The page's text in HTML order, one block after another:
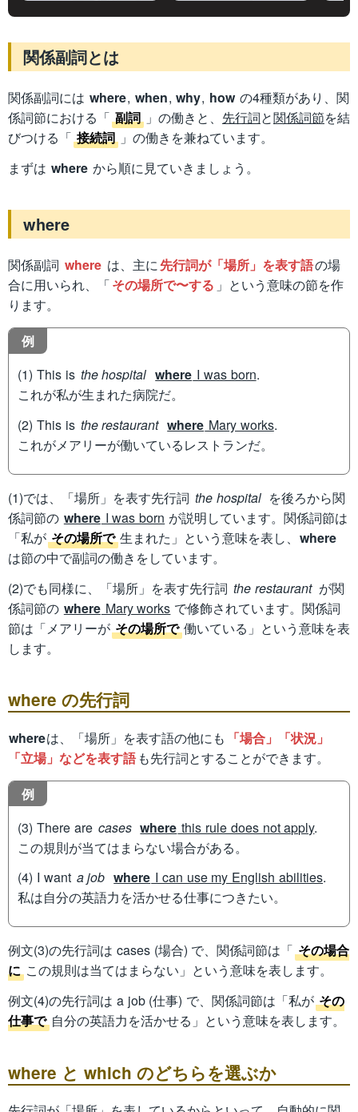
関係副詞とは
関係副詞には where, when, why, how の4種類があり、関
係詞節における「 副詞 」の働きと、 先行詞と関係詞節を結
びつける「 接続詞 」の働きを兼ねています。
まずは where から順に見ていきましょう。
where
関係副詞 where は、主に先行詞が「場所」を表す語の場
合に用いられ、「その場所で〜する 」という意味の節を作
ります。
例
(1) This is the hospital where I was born.
これが私が生まれた病院だ。
(2) This is the restaurant where Mary works.
これがメアリーが働いているレストランだ。
(1)では、「場所」を表す先行詞 the hospital を後ろから関
係詞節の where I was born が説明しています。関係詞節は
「私が その場所で 生まれた」という意味を表し、 where
は節の中で副詞の働きをしています。
(2)でも同様に、「場所」を表す先行詞 the restaurant が関
係詞節の where Mary works で修飾されています。関係詞
節は「メアリーが その場所で 働いている」という意味を表
します。
where の先行詞
whereは、「場所」を表す語の他にも 「場合」「状況」
「立場」などを表す語 も先行詞とすることができます。
例
(3) There are cases where this rule does not apply.
この規則が当てはまらない場合がある。
(4) I want a job where I can use my English abilities.
私は自分の英語力を活かせる仕事につきたい。
例文(3)の先行詞は cases (場合) で、関係詞節は「 その場合
に この規則は当てはまらない」という意味を表します。
例文(4)の先行詞は a job (仕事) で、関係詞節は「私が その
仕事で 自分の英語力を活かせる」という意味を表します。
where と which のどちらを選ぶか